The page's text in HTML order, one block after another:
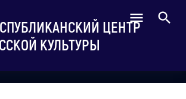
ЦЕНТР
КУЛЬТУРЫ